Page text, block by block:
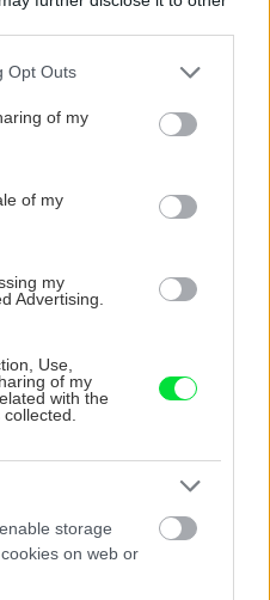
uses one or more Google
behaviour. You may click to
and its third-party tags to
purposes in below Google
Opt Outs
of my
of my
my
Advertising.
Use,
of my
with the
storage
on web or
Ako skladovať jablká, aby
sa uchovala ich čerstvosť a
Tri osvedčené triky, ako